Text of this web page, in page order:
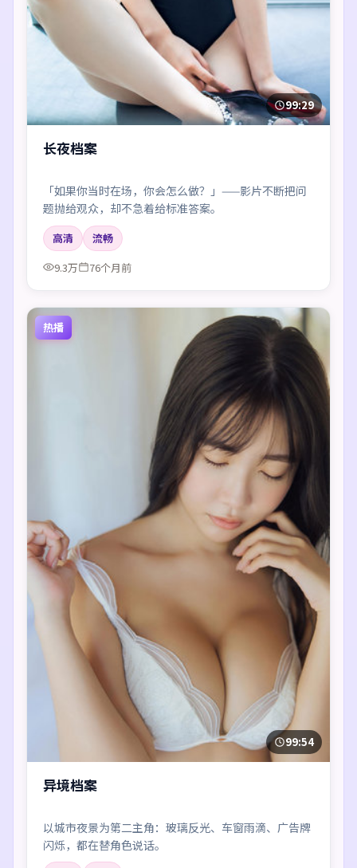
99:29
长夜档案
「如果你当时在场，你会怎么做？」——影片不断把问
题抛给观众，却不急着给标准答案。
高清
流畅
9.3万
76个月前
热播
99:54
异境档案
以城市夜景为第二主角：玻璃反光、车窗雨滴、广告牌
闪烁，都在替角色说话。